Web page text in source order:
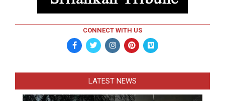
CONNECT WITH US
LATEST NEWS